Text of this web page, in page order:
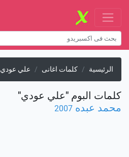
الرئيسية كلمات اغانى علي عودي
كلمات البوم "علي عودي"
محمد عبده 2007